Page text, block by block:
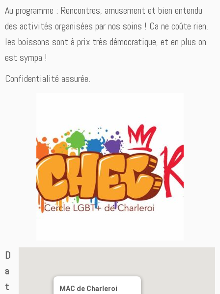
Au programme : Rencontres, amusement et bien entendu
des activités organisées par nos soins ! Ca ne coûte rien,
les boissons sont à prix très démocratique, et en plus on
est sympa !
Confidentialité assurée.
MAC de Charleroi
D
a
t